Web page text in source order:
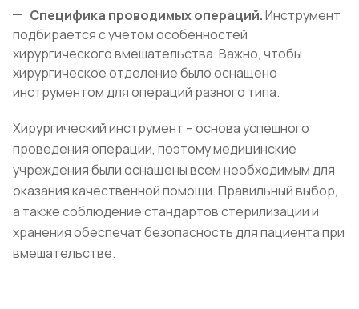
Специфика проводимых операций.Инструмент
подбирается с учётом особенностей
хирургического вмешательства. Важно, чтобы
хирургическое отделение было оснащено
инструментом для операций разного типа.
Хирургический инструмент – основа успешного
проведения операции, поэтому медицинские
учреждения были оснащены всем необходимым для
оказания качественной помощи. Правильный выбор,
а также соблюдение стандартов стерилизации и
хранения обеспечат безопасность для пациента при
вмешательстве.